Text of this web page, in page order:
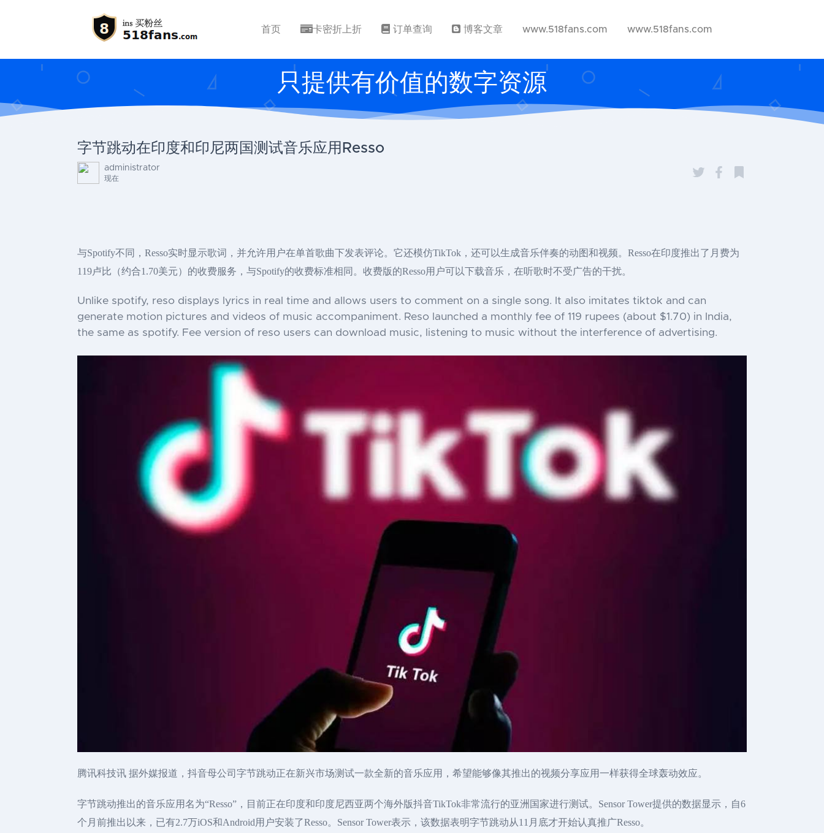
首页 卡密折上折 订单查询 博客文章 www.518fans.com www.518fans.com
只提供有价值的数字资源
字节跳动在印度和印尼两国测试音乐应用Resso
administrator
现在
与Spotify不同，Resso实时显示歌词，并允许用户在单首歌曲下发表评论。它还模仿TikTok，还可以生成音乐伴奏的动图和视频。Resso在印度推出了月费为
119卢比（约合1.70美元）的收费服务，与Spotify的收费标准相同。收费版的Resso用户可以下载音乐，在听歌时不受广告的干扰。
Unlike spotify, reso displays lyrics in real time and allows users to comment on a single song. It also imitates tiktok and can
generate motion pictures and videos of music accompaniment. Reso launched a monthly fee of 119 rupees (about $1.70) in India,
the same as spotify. Fee version of reso users can download music, listening to music without the interference of advertising.
腾讯科技讯 据外媒报道，抖音母公司字节跳动正在新兴市场测试一款全新的音乐应用，希望能够像其推出的视频分享应用一样获得全球轰动效应。
字节跳动推出的音乐应用名为“Resso”，目前正在印度和印度尼西亚两个海外版抖音TikTok非常流行的亚洲国家进行测试。Sensor Tower提供的数据显示，自6
个月前推出以来，已有2.7万iOS和Android用户安装了Resso。Sensor Tower表示，该数据表明字节跳动从11月底才开始认真推广Resso。